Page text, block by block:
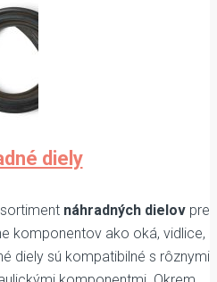
diely
náhradných dielovpre
komponentov ako oká, vidlice,
diely sú kompatibilné s rôznymi